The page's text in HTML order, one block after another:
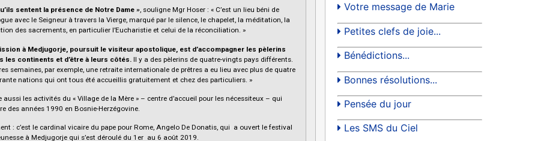
sentent la présence de Notre Dame », souligne Mgr Hoser : « C’est un lieu béni de
avec le Seigneur à travers la Vierge, marqué par le silence, le chapelet, la méditation, la
des sacrements, en particulier l’Eucharistie et celui de la réconciliation. »
à Medjugorje, poursuit le visiteur apostolique, est d’accompagner les pèlerins
les continents et d’être à leurs côtés. Il y a des pèlerins de quatre-vingts pays différents.
semaines, par exemple, une retraite internationale de prêtres a eu lieu avec plus de quatre
nations qui ont tous été accueillis gratuitement et chez des particuliers. »
aussi les activités du « Village de la Mère » – centre d’accueil pour les nécessiteux – qui
des années 1990 en Bosnie-Herzégovine.
: c’est le cardinal vicaire du pape pour Rome, Angelo De Donatis, qui a ouvert le festival
à Medjugorje qui s’est déroulé du 1er au 6 août 2019.
Votre message de Marie
Petites clefs de joie...
Bénédictions...
Bonnes résolutions...
Pensée du jour
Les SMS du Ciel